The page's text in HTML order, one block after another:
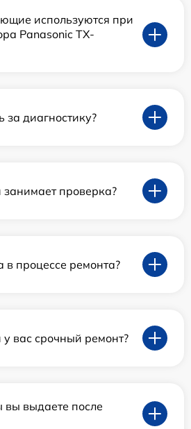
используются при
Panasonic TX-
за диагностику?
проверка?
в процессе ремонта?
вас срочный ремонт?
выдаете после